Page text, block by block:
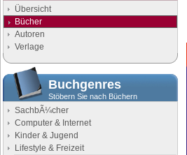
Übersicht
Bücher
Autoren
Verlage
Buchgenres
Stöbern Sie nach Büchern
SachbÃ¼cher
Computer & Internet
Kinder & Jugend
Lifestyle & Freizeit